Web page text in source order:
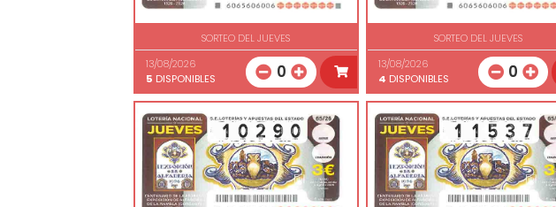
SORTEO DEL JUEVES
13/08/2026
5 DISPONIBLES 0
SORTEO DEL JUEVES
13/08/2026
4 DISPONIBLES 0